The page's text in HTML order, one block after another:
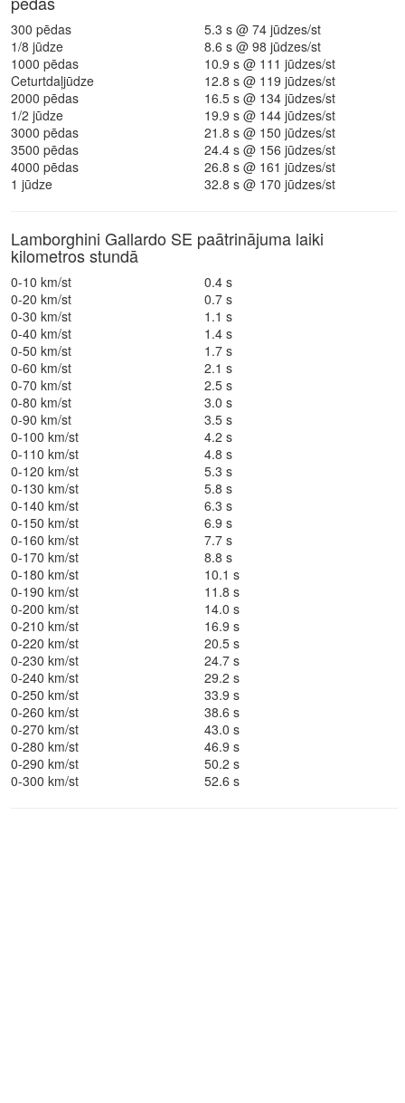
300 pēdas
5.3 s @ 74 jūdzes/st
1/8 jūdze
8.6 s @ 98 jūdzes/st
1000 pēdas
10.9 s @ 111 jūdzes/st
Ceturtdaļjūdze
12.8 s @ 119 jūdzes/st
2000 pēdas
16.5 s @ 134 jūdzes/st
1/2 jūdze
19.9 s @ 144 jūdzes/st
3000 pēdas
21.8 s @ 150 jūdzes/st
3500 pēdas
24.4 s @ 156 jūdzes/st
4000 pēdas
26.8 s @ 161 jūdzes/st
1 jūdze
32.8 s @ 170 jūdzes/st
Lamborghini Gallardo SE paātrinājuma laiki
kilometros stundā
0-10 km/st
0.4 s
0-20 km/st
0.7 s
0-30 km/st
1.1 s
0-40 km/st
1.4 s
0-50 km/st
1.7 s
0-60 km/st
2.1 s
0-70 km/st
2.5 s
0-80 km/st
3.0 s
0-90 km/st
3.5 s
0-100 km/st
4.2 s
0-110 km/st
4.8 s
0-120 km/st
5.3 s
0-130 km/st
5.8 s
0-140 km/st
6.3 s
0-150 km/st
6.9 s
0-160 km/st
7.7 s
0-170 km/st
8.8 s
0-180 km/st
10.1 s
0-190 km/st
11.8 s
0-200 km/st
14.0 s
0-210 km/st
16.9 s
0-220 km/st
20.5 s
0-230 km/st
24.7 s
0-240 km/st
29.2 s
0-250 km/st
33.9 s
0-260 km/st
38.6 s
0-270 km/st
43.0 s
0-280 km/st
46.9 s
0-290 km/st
50.2 s
0-300 km/st
52.6 s